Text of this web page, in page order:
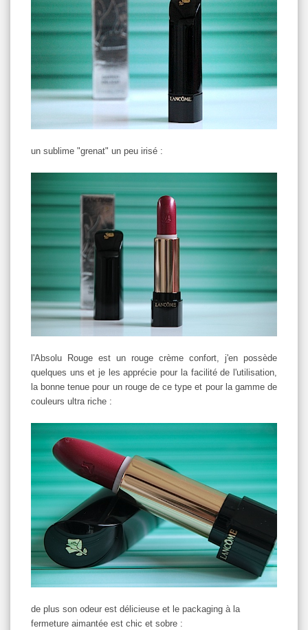
un sublime "grenat" un peu irisé :
l'Absolu Rouge est un rouge crème confort, j'en possède
quelques uns et je les apprécie pour la facilité de l'utilisation,
la bonne tenue pour un rouge de ce type et pour la gamme de
couleurs ultra riche :
de plus son odeur est délicieuse et le packaging à la
fermeture aimantée est chic et sobre :